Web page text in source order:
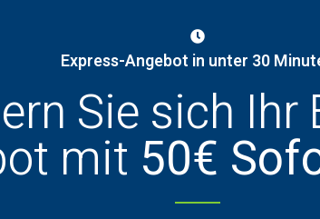
Express-Angebot in unter 30
Sie sich Ihr
mit 50€